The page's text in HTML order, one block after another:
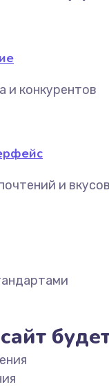
и конкурентов
и вкусов